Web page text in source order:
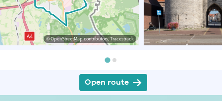
© OpenStreetMap contributors, Tracestrack
Open route